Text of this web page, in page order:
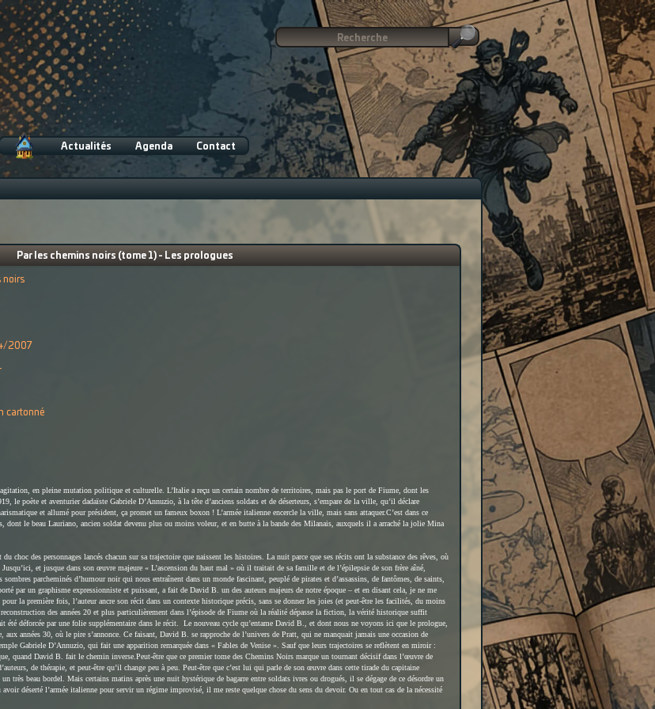
Actualités Agenda Contact
Par les chemins noirs (tome 1) - Les prologues
noirs
2007
cartonné
en pleine mutation politique et culturelle. L’Italie a reçu un certain nombre de territoires, mais pas le port de Fiume, dont les
le poète et aventurier dadaïste Gabriele D’Annuzio, à la tête d’anciens soldats et de déserteurs, s’empare de la ville, qu’il déclare
et allumé pour président, ça promet un fameux boxon ! L’armée italienne encercle la ville, mais sans attaquer.C’est dans ce
dont le beau Lauriano, ancien soldat devenu plus ou moins voleur, et en butte à la bande des Milanais, auxquels il a arraché la jolie Mina
choc des personnages lancés chacun sur sa trajectoire que naissent les histoires. La nuit parce que ses récits ont la substance des rêves, où
et jusque dans son œuvre majeure « L’ascension du haut mal » où il traitait de sa famille et de l’épilepsie de son frère aîné,
parcheminés d’humour noir qui nous entraînent dans un monde fascinant, peuplé de pirates et d’assassins, de fantômes, de saints,
par un graphisme expressionniste et puissant, a fait de David B. un des auteurs majeurs de notre époque – et en disant cela, je ne me
la première fois, l’auteur ancre son récit dans un contexte historique précis, sans se donner les joies (et peut-être les facilités, du moins
des années 20 et plus particulièrement dans l’épisode de Fiume où la réalité dépasse la fiction, la vérité historique suffit
déforcée par une folie supplémentaire dans le récit.
Le nouveau cycle qu’entame David B., et dont nous ne voyons ici que le prologue,
années 30, où le pire s’annonce. Ce faisant, David B. se rapproche de l’univers de Pratt, qui ne manquait jamais une occasion de
Gabriele D’Annuzio, qui fait une apparition remarquée dans « Fables de Venise ». Sauf que leurs trajectoires se reflètent en miroir :
quand David B. fait le chemin inverse. Peut-être que ce premier tome des Chemins Noirs marque un tournant décisif dans l’œuvre de
de thérapie, et peut-être qu’il change peu à peu. Peut-être que c’est lui qui parle de son œuvre dans cette tirade du capitaine
très beau bordel. Mais certains matins après une nuit hystérique de bagarre entre soldats ivres ou drogués, il se dégage de ce désordre un
déserté l’armée italienne pour servir un régime improvisé, il me reste quelque chose du sens du devoir. Ou en tout cas de la nécessité